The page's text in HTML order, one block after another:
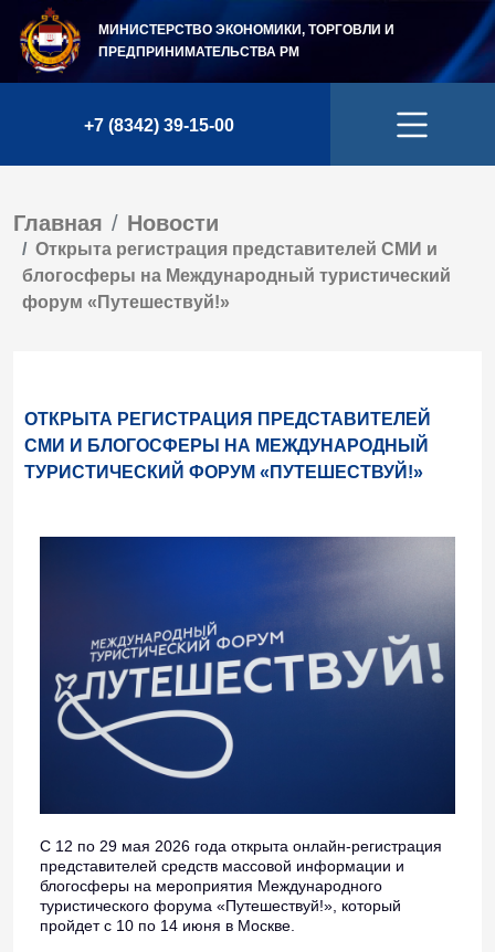
МИНИСТЕРСТВО ЭКОНОМИКИ, ТОРГОВЛИ И
ПРЕДПРИНИМАТЕЛЬСТВА РМ
+7 (8342) 39-15-00
Главная Новости
Открыта регистрация представителей СМИ и
блогосферы на Международный туристический
форум «Путешествуй!»
ОТКРЫТА РЕГИСТРАЦИЯ ПРЕДСТАВИТЕЛЕЙ
СМИ И БЛОГОСФЕРЫ НА МЕЖДУНАРОДНЫЙ
ТУРИСТИЧЕСКИЙ ФОРУМ «ПУТЕШЕСТВУЙ!»
С 12 по 29 мая 2026 года открыта онлайн-регистрация
представителей средств массовой информации и
блогосферы на мероприятия Международного
туристического форума «Путешествуй!», который
пройдет с 10 по 14 июня в Москве.